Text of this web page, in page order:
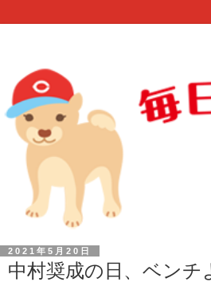
2021年5月20日
中村奨成の日、ベンチ